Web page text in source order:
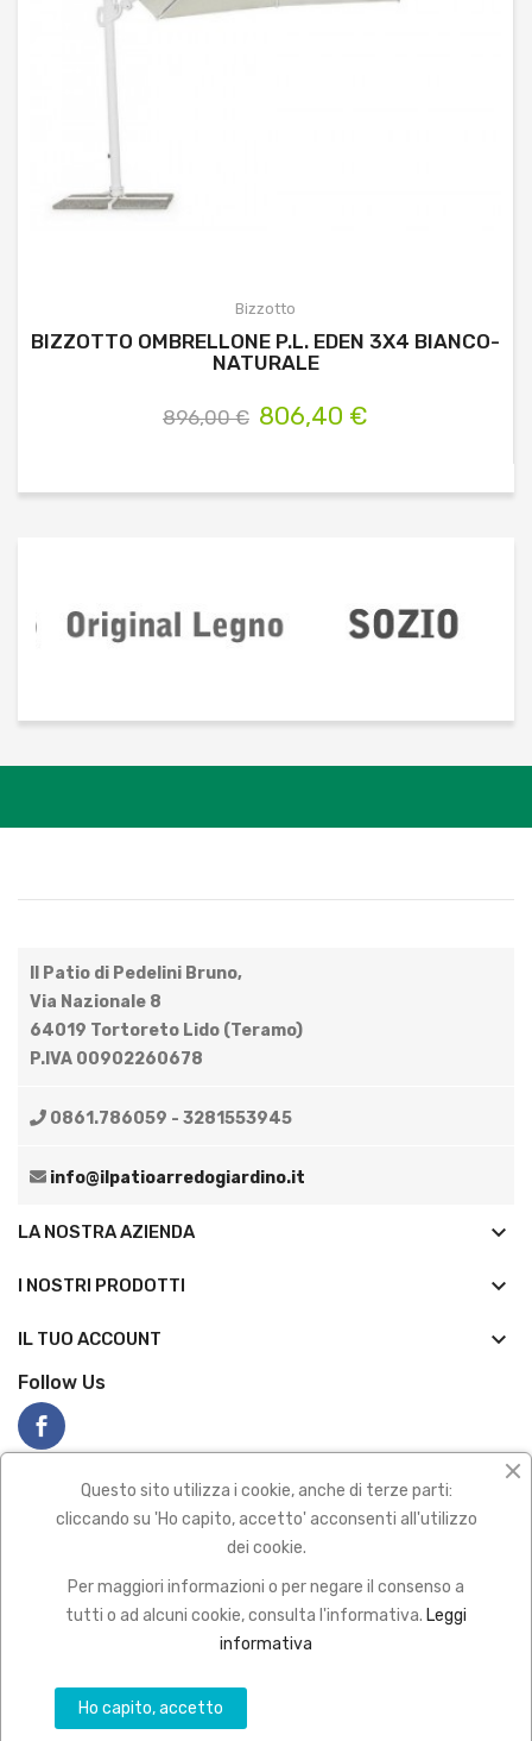
Bizzotto
BIZZOTTO OMBRELLONE P.L. EDEN 3X4 BIANCO-
NATURALE
896,00 € 806,40 €
Il Patio di Pedelini Bruno,
Via Nazionale 8
64019 Tortoreto Lido (Teramo)
P.IVA 00902260678
0861.786059 - 3281553945
info@ilpatioarredogiardino.it
LA NOSTRA AZIENDA keyboard_arrow_down
I NOSTRI PRODOTTI keyboard_arrow_down
IL TUO ACCOUNT 
Follow Us
2022 All Rights Reserved
Pagamenti sicuro con
Questo sito utilizza i cookie, anche di terze parti:
cliccando su 'Ho capito, accetto' acconsenti all'utilizzo
dei cookie.
Per maggiori informazioni o per negare il consenso a
tutti o ad alcuni cookie, consulta l'informativa. Leggi
informativa
Ho capito, accetto